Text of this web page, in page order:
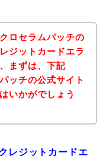
ロセラムパッチの
ジットカードエラ
まずは、下記
ッチの公式サイト
いかがでしょう
レジットカードエ